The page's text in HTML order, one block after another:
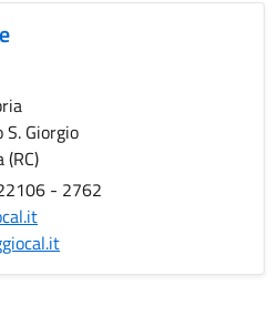
S. Giorgio
- 2762